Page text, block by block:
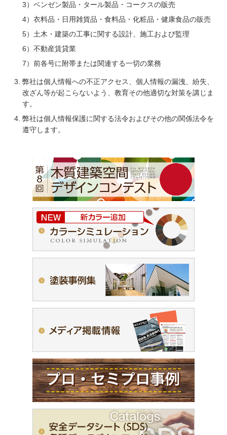
3）ベンゼン製品・タール製品・コークスの販売
4）衣料品・日用雑貨品・食料品・化粧品・健康食品の販売
5）土木・建築の工事に関する設計、施工および監理
6）不動産賃貸業
7）前各号に附帯または関連する一切の業務
弊社は個人情報への不正アクセス、個人情報の漏洩、紛失、
改ざん等が起こらないよう、教育その他適切な対策を講じま
す。
弊社は個人情報保護に関する法令およびその他の関係法令を
遵守します。